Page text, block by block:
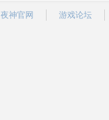
夜神官网 游戏论坛